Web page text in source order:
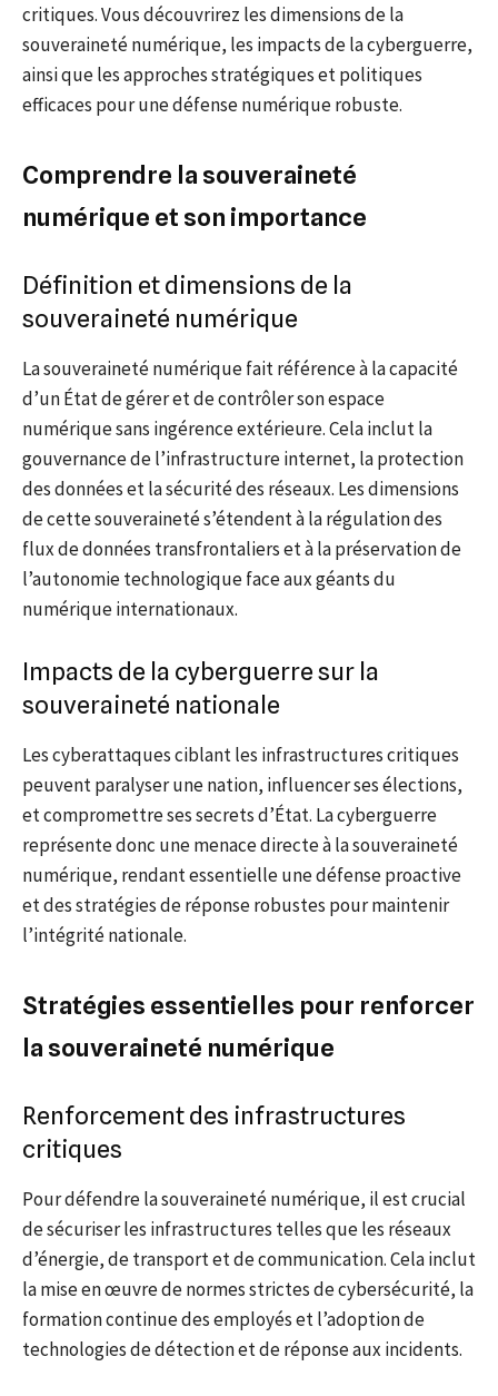
critiques. Vous découvrirez les dimensions de la
souveraineté numérique, les impacts de la cyberguerre,
ainsi que les approches stratégiques et politiques
efficaces pour une défense numérique robuste.
Comprendre la souveraineté
numérique et son importance
Définition et dimensions de la
souveraineté numérique
La souveraineté numérique fait référence à la capacité
d’un État de gérer et de contrôler son espace
numérique sans ingérence extérieure. Cela inclut la
gouvernance de l’infrastructure internet, la protection
des données et la sécurité des réseaux. Les dimensions
de cette souveraineté s’étendent à la régulation des
flux de données transfrontaliers et à la préservation de
l’autonomie technologique face aux géants du
numérique internationaux.
Impacts de la cyberguerre sur la
souveraineté nationale
Les cyberattaques ciblant les infrastructures critiques
peuvent paralyser une nation, influencer ses élections,
et compromettre ses secrets d’État. La cyberguerre
représente donc une menace directe à la souveraineté
numérique, rendant essentielle une défense proactive
et des stratégies de réponse robustes pour maintenir
l’intégrité nationale.
Stratégies essentielles pour renforcer
la souveraineté numérique
Renforcement des infrastructures
critiques
Pour défendre la souveraineté numérique, il est crucial
de sécuriser les infrastructures telles que les réseaux
d’énergie, de transport et de communication. Cela inclut
la mise en œuvre de normes strictes de cybersécurité, la
formation continue des employés et l’adoption de
technologies de détection et de réponse aux incidents.